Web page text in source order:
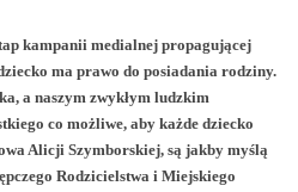
kampanii medialnej propagującej
ma prawo do posiadania rodziny.
a naszym zwykłym ludzkim
co możliwe, aby każde dziecko
Alicji Szymborskiej, są jakby myślą
Rodzicielstwa i Miejskiego